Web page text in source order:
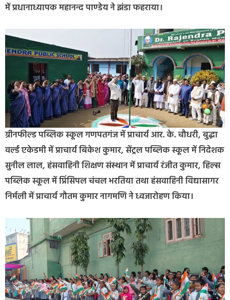
में प्रधानाध्यापक महानन्द पाण्डेय ने झंडा फहराया।
ग्रीनफील्ड पब्लिक स्कूल गणपतगंज में प्राचार्य आर. के. चौधरी, बुद्धा
वर्ल्ड एकेडमी में प्राचार्य बिकेश कुमार, सेंट्रल पब्लिक स्कूल में निदेशक
सुनील लाल, हंसवाहिनी शिक्षण संस्थान में प्राचार्य रंजीत कुमार, हिल्स
पब्लिक स्कूल में प्रिंसिपल चंचल भरतिया तथा हंसवाहिनी विद्यासागर
निर्मली में प्राचार्य गौतम कुमार नागमणि ने ध्वजारोहण किया।